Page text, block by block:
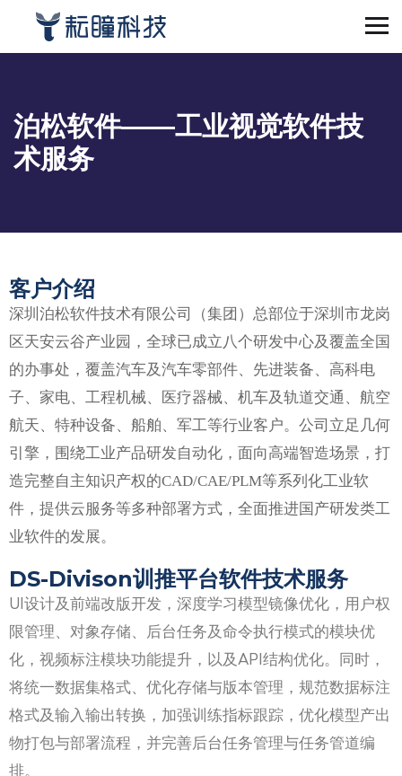
泊松软件——工业视觉软件技
术服务
客户介绍
深圳泊松软件技术有限公司（集团）总部位于深圳市龙岗
区天安云谷产业园，全球已成立八个研发中心及覆盖全国
的办事处，覆盖汽车及汽车零部件、先进装备、高科电
子、家电、工程机械、医疗器械、机车及轨道交通、航空
航天、特种设备、船舶、军工等行业客户。 公司立足几何
引擎，围绕工业产品研发自动化，面向高端智造场景，打
造完整自主知识产权的CAD/CAE/PLM等系列化工业软
件，提供云服务等多种部署方式，全面推进国产研发类工
业软件的发展。
DS-Divison训推平台软件技术服务
UI设计及前端改版开发，深度学习模型镜像优化，用户权
限管理、对象存储、后台任务及命令执行模式的模块优
化，视频标注模块功能提升，以及API结构优化。同时，
将统一数据集格式、优化存储与版本管理，规范数据标注
格式及输入输出转换，加强训练指标跟踪，优化模型产出
物打包与部署流程，并完善后台任务管理与任务管道编
排。